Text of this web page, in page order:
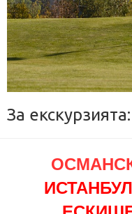
За екскурзията: